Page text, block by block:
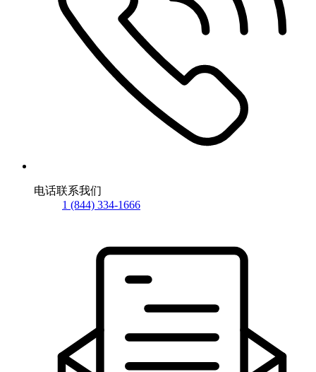
电话联系我们
1 (844) 334-1666